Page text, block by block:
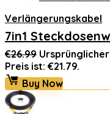
Verlängerungskabel
7in1
€26.99
Preis ist: €21.79.
Buy Now